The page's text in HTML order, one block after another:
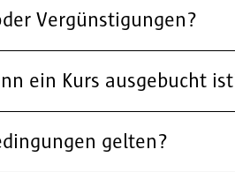
Vergünstigungen?
ein Kurs ausgebucht
gelten?